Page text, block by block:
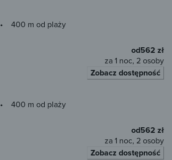
400 m od plaży
od562 zł
za 1 noc, 2 osoby
Zobacz dostępność
400 m od plaży
od562 zł
za 1 noc, 2 osoby
Zobacz dostępność